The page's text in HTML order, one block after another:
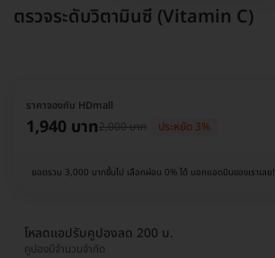
ตรวจระดับวิตามินซี (Vitamin C)
ราคาจองกับ HDmall
1,940 บาท2,000 บาท ประหยัด 3%
ยอดรวม 3,000 บาทขึ้นไป เลือกผ่อน 0% ได้ บอกแอดมินของเราเลย!
โหลดแอปรับคูปองลด 200 บ.
คูปองมีจำนวนจำกัด